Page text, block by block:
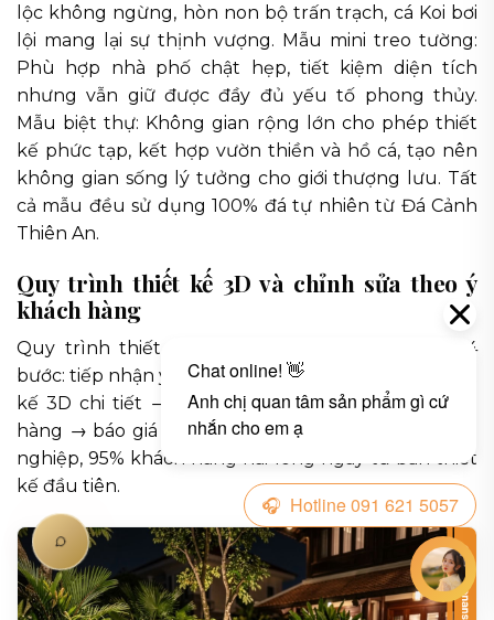
lộc không ngừng, hòn non bộ trấn trạch, cá Koi bơi
lội mang lại sự thịnh vượng. Mẫu mini treo tường:
Phù hợp nhà phố chật hẹp, tiết kiệm diện tích
nhưng vẫn giữ được đầy đủ yếu tố phong thủy.
Mẫu biệt thự: Không gian rộng lớn cho phép thiết
kế phức tạp, kết hợp vườn thiền và hồ cá, tạo nên
không gian sống lý tưởng cho giới thượng lưu. Tất
cả mẫu đều sử dụng 100% đá tự nhiên từ Đá Cảnh
Thiên An.
Quy trình thiết kế 3D và chỉnh sửa theo ý
khách hàng
Quy trình thiết kế tại Đá Cảnh Thiên An gồm 4
bước: tiếp nhận yêu cầu → khảo sát thực địa → thiết
kế 3D chi tiết → chỉnh sửa theo góp ý của khách
hàng → báo giá và thi công. Nhờ quy trình chuyên
nghiệp, 95% khách hàng hài lòng ngay từ bản thiết
kế đầu tiên.